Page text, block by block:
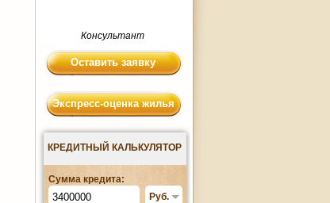
Консультант
Оставить заявку
Экспресс-оценка жилья
КРЕДИТНЫЙ КАЛЬКУЛЯТОР
Сумма кредита: